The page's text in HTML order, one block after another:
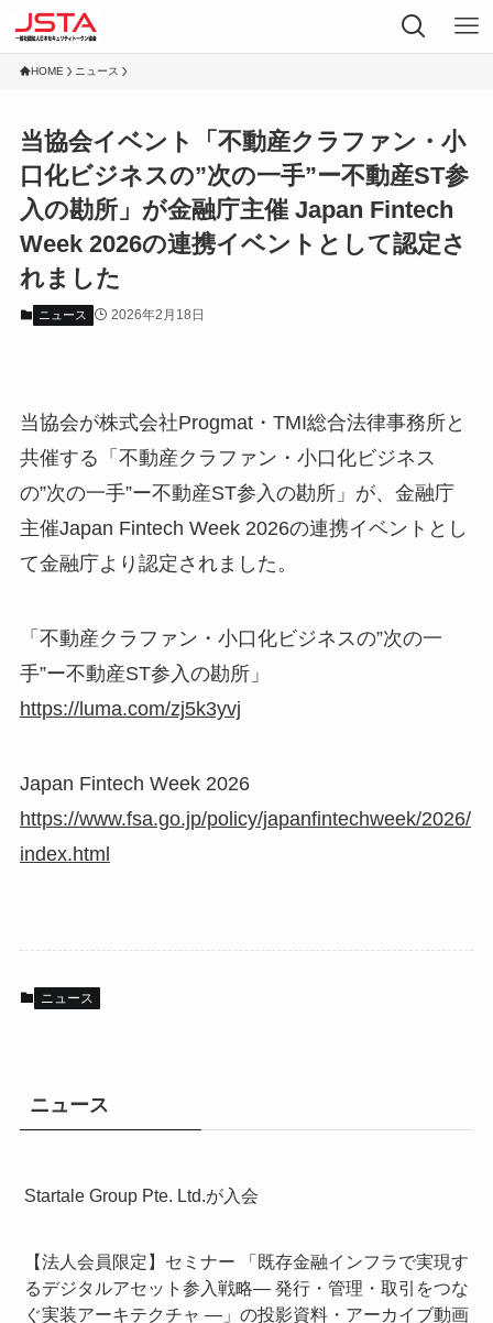
HOME ニュース
当協会イベント「不動産クラファン・小
口化ビジネスの”次の一手”ー不動産ST参
入の勘所」が金融庁主催 Japan Fintech
Week 2026の連携イベントとして認定さ
れました
ニュース 2026年2月18日
当協会が株式会社Progmat・TMI総合法律事務所と
共催する「不動産クラファン・小口化ビジネス
の”次の一手”ー不動産ST参入の勘所」が、金融庁
主催Japan Fintech Week 2026の連携イベントとし
て金融庁より認定されました。
「不動産クラファン・小口化ビジネスの”次の一
手”ー不動産ST参入の勘所」
https://luma.com/zj5k3yvj
Japan Fintech Week 2026
https://www.fsa.go.jp/policy/japanfintechweek/2026/
index.html
ニュース
ニュース
Startale Group Pte. Ltd.が入会
【法人会員限定】セミナー 「既存金融インフラで実現す
るデジタルアセット参入戦略― 発行・管理・取引をつな
ぐ実装アーキテクチャ ―」の投影資料・アーカイブ動画